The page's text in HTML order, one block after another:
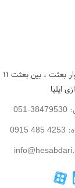
ایلیا
0915 485 4253